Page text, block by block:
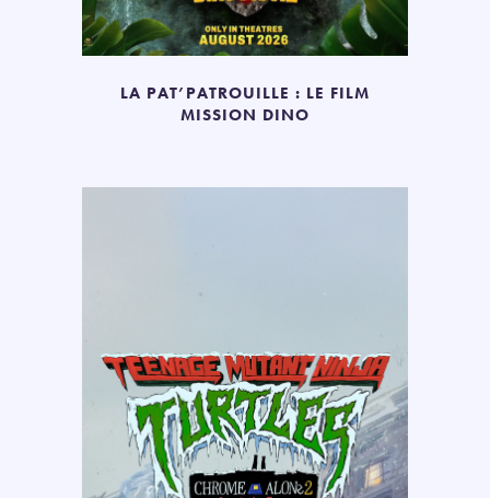
LA PAT’PATROUILLE : LE FILM
MISSION DINO